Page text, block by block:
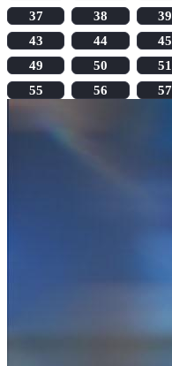
37
38 39
43
44 45
49
50 51
55
56 57